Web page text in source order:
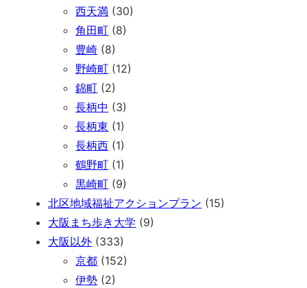
西天満 (30)
角田町 (8)
豊崎 (8)
野崎町 (12)
錦町 (2)
長柄中 (3)
長柄東 (1)
長柄西 (1)
鶴野町 (1)
黒崎町 (9)
北区地域福祉アクションプラン (15)
大阪まち歩き大学 (9)
大阪以外 (333)
京都 (152)
伊勢 (2)